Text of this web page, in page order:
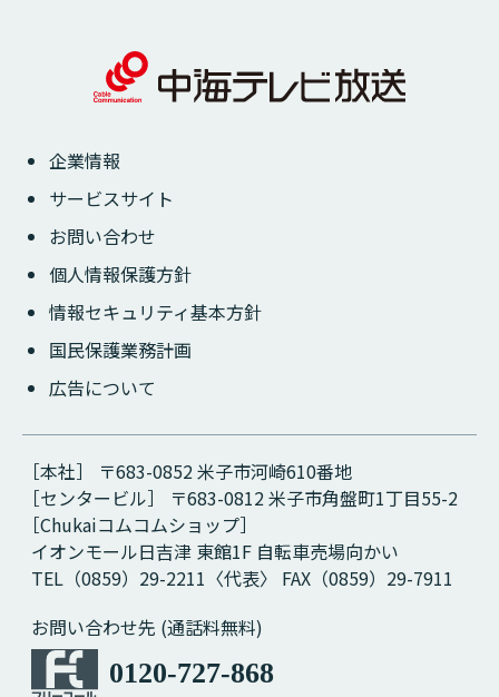
企業情報
サービスサイト
お問い合わせ
個人情報保護方針
情報セキュリティ基本方針
国民保護業務計画
広告について
［本社］ 〒683-0852 米子市河崎610番地
［センタービル］ 〒683-0812 米子市角盤町1丁目55-2
［Chukaiコムコムショップ］
イオンモール日吉津 東館1F 自転車売場向かい
TEL（0859）29-2211〈代表〉 FAX（0859）29-7911
お問い合わせ先 (通話料無料)
0120-727-868